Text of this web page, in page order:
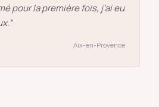
pour la première fois, j’ai eu
”
Aix-en-Provence